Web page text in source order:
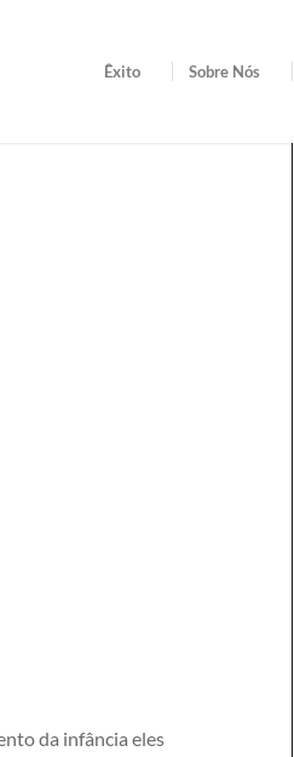
Êxito Sobre Nós
da infância eles